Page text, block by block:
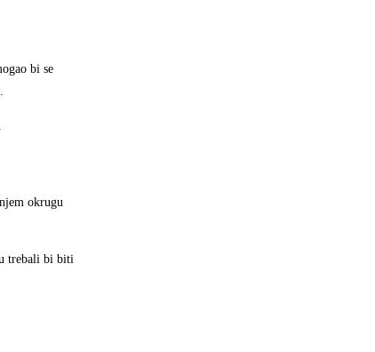
bi se
okrugu
trebali bi biti